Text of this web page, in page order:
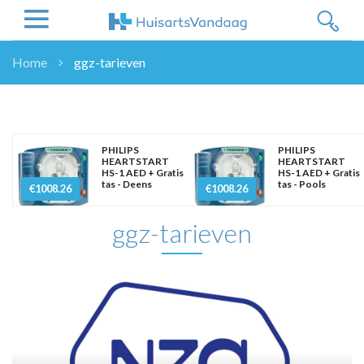
WETENSCHAP
ZORGVERZEKERAARS
NASCHOLINGEN
DOSSIER
NHG
LHV
OPINIE
Home ggz-tarieven
€1008.26
PHILIPS
HEARTSTART
HS-1 AED + Gratis
tas - Deens
€1008.26
PHILIPS
HEARTSTART
HS-1 AED + Gratis
tas - Pools
ggz-tarieven